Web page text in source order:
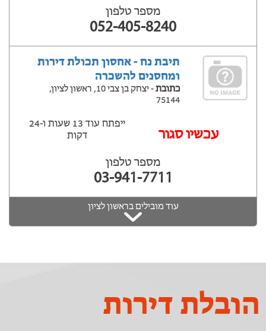
מספר טלפון
052-405-8240
תיבת נח - אחסון תכולת דירות
ומחסנים להשכרה
כתובת
- יצחק בן צבי 10, ראשון לציון,
75144
עכשיו סגור
ייפתח עוד 13 שעות ‫ו-24
דקות
מספר טלפון
03-941-7711
עוד מובילים בראשון לציון
הובלת דירות